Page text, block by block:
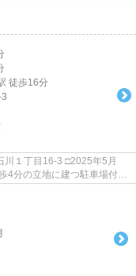
徒歩16分
3 □2025年5月